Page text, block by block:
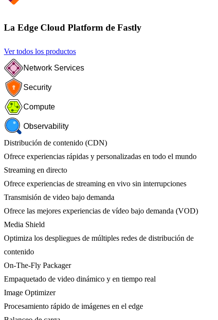
La Edge Cloud Platform de Fastly
Ver todos los productos
Network Services
Security
Compute
Observability
Distribución de contenido (CDN)
Ofrece experiencias rápidas y personalizadas en todo el mundo
Streaming en directo
Ofrece experiencias de streaming en vivo sin interrupciones
Transmisión de video bajo demanda
Ofrece las mejores experiencias de vídeo bajo demanda (VOD)
Media Shield
Optimiza los despliegues de múltiples redes de distribución de
contenido
On-The-Fly Packager
Empaquetado de video dinámico y en tiempo real
Image Optimizer
Procesamiento rápido de imágenes en el edge